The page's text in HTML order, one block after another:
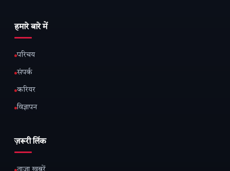
हमारे बारे में
परिचय
संपर्क
करियर
विज्ञापन
ज़रूरी लिंक